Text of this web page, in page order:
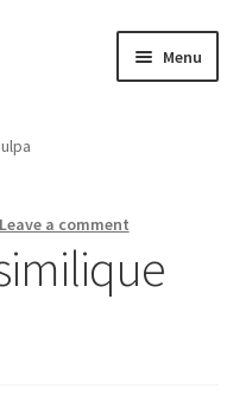
Menu
Leave a comment